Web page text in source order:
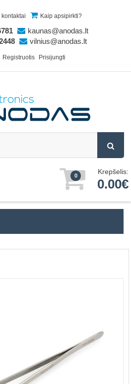
kontaktai Kaip apsipirkti?
kaunas@anodas.lt
vilnius@anodas.lt
Registruotis Prisijungti
0 Krepšelis:
0.00€